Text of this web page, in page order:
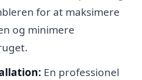
for at maksimere
og minimere
En professionel